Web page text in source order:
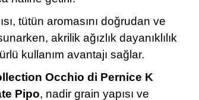
tütün aromasını doğrudan ve
akrilik ağızlık dayanıklılık
kullanım avantajı sağlar.
Occhio di Pernice K
Pipo, nadir grain yapısı ve